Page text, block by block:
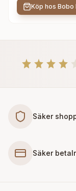
Köp hos Bobo
Säker
Säker